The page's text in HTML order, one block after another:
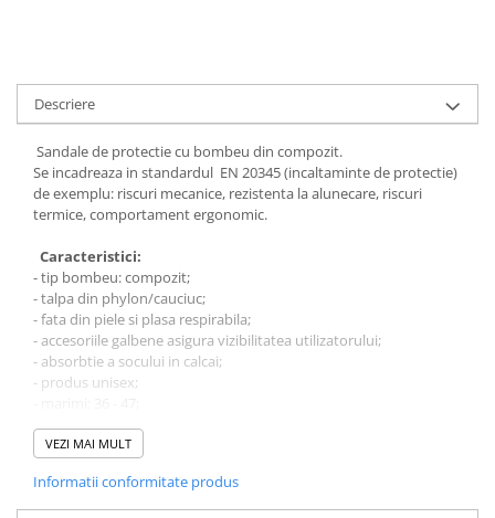
Bocanci outdoor
Bocanci de lucru O1
Bocanci de lucru O2
Bocanci de protecție S1
Bocanci de protecție S1P
Bocanci de protecție S2
Bocanci de protecție S3
Cizme
Cizme outdoor
Cizme de lucru OB
Cizme de protecție S3
Cizme de protecție S4
Cizme de protecție S5
Descriere
Sandale de protectie cu bombeu din compozit.
Se incadreaza in standardul EN 20345 (incaltaminte de protectie)
de exemplu: riscuri mecanice, rezistenta la alunecare, riscuri
termice, comportament ergonomic.
Caracteristici:
- tip bombeu: compozit;
- talpa din phylon/cauciuc;
- fata din piele si plasa respirabila;
- accesoriile galbene asigura vizibilitatea utilizatorului;
- absorbtie a socului in calcai;
- produs unisex;
- culoare: negru / galben.
informatiilor din aceasta pagina. Rareori acestea pot contine
inadvertente; descrierea bunurilor sau a serviciilor disponibile
VEZI MAI MULT
Informatii conformitate produs